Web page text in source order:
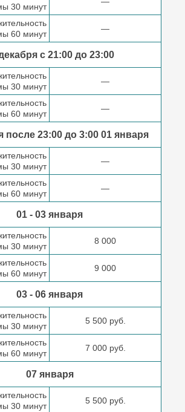
30 минут
60 минут
—
с 21:00 до 23:00
30 минут
—
60 минут
—
после23:00 до 3:0001 января
30 минут
—
60 минут
—
01 - 03 января
30 минут
8 000
60 минут
9 000
03 - 06 января
30 минут
5 500 руб.
60 минут
7 000 руб.
07 января
30 минут
5 500 руб.